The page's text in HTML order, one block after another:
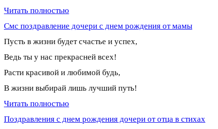
Читать полностью
Смс поздравление дочери с днем рождения от мамы
Пусть в жизни будет счастье и успех,
Ведь ты у нас прекрасней всех!
Расти красивой и любимой будь,
В жизни выбирай лишь лучший путь!
Читать полностью
Поздравления с днем рождения дочери от отца в стихах